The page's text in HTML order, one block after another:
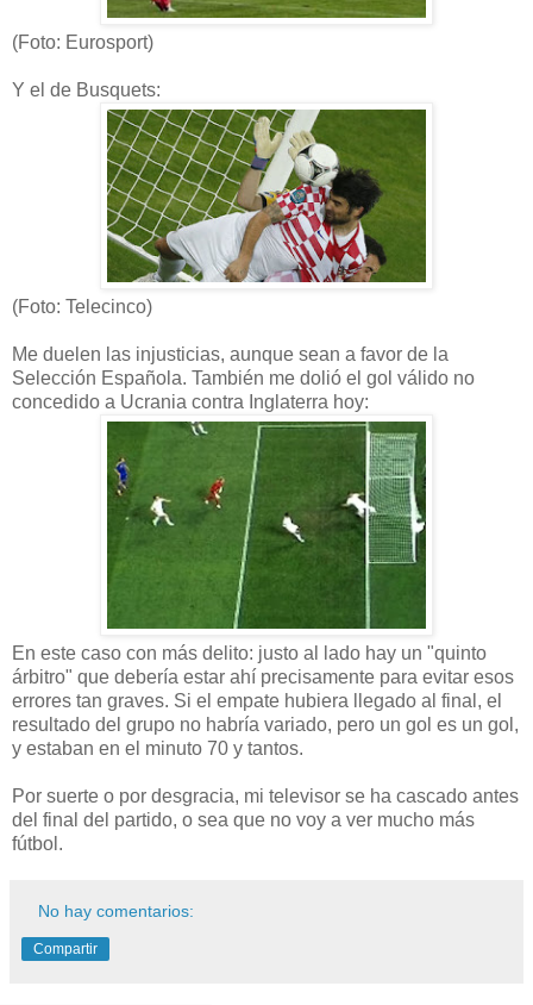
(Foto: Eurosport)
Y el de Busquets:
(Foto: Telecinco)
Me duelen las injusticias, aunque sean a favor de la
Selección Española. También me dolió el gol válido no
concedido a Ucrania contra Inglaterra hoy:
En este caso con más delito: justo al lado hay un "quinto
árbitro" que debería estar ahí precisamente para evitar esos
errores tan graves. Si el empate hubiera llegado al final, el
resultado del grupo no habría variado, pero un gol es un gol,
y estaban en el minuto 70 y tantos.
Por suerte o por desgracia, mi televisor se ha cascado antes
del final del partido, o sea que no voy a ver mucho más
fútbol.
No hay comentarios:
Compartir